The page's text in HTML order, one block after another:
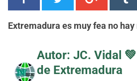
Extremadura es muy fea no
Autor: JC. Vidal 💚
de Extremadura